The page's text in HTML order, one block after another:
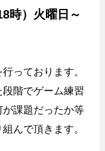
時）火曜日～
っております。
階でゲーム練習
課題だったか等
んで頂きます。